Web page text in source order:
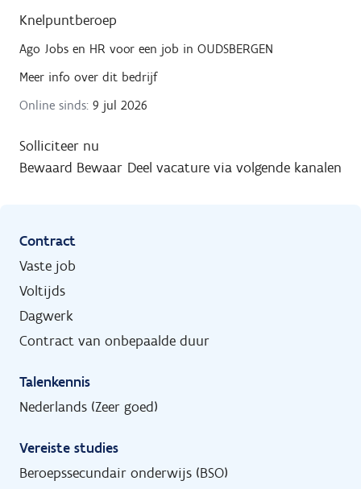
Knelpuntberoep
Ago Jobs en HR voor een job in OUDSBERGEN
Meer info over dit bedrijf
Online sinds: 9 jul 2026
Solliciteer nu
Bewaard Bewaar Deel vacature via volgende kanalen
Contract
Vaste job
Voltijds
Dagwerk
Contract van onbepaalde duur
Talenkennis
Nederlands (Zeer goed)
Vereiste studies
Beroepssecundair onderwijs (BSO)